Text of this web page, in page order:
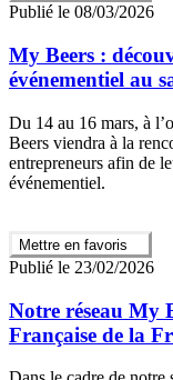
Publié le 08/03/2026
My Beers :
événementiel au
Du 14 au 16 mars, à
Beers viendra à la
entrepreneurs afin de
événementiel.
Mettre en favoris
Publié le 23/02/2026
Notre réseau My
Française de la